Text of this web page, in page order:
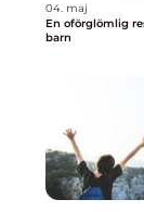
04. maj
En oförglömlig
barn